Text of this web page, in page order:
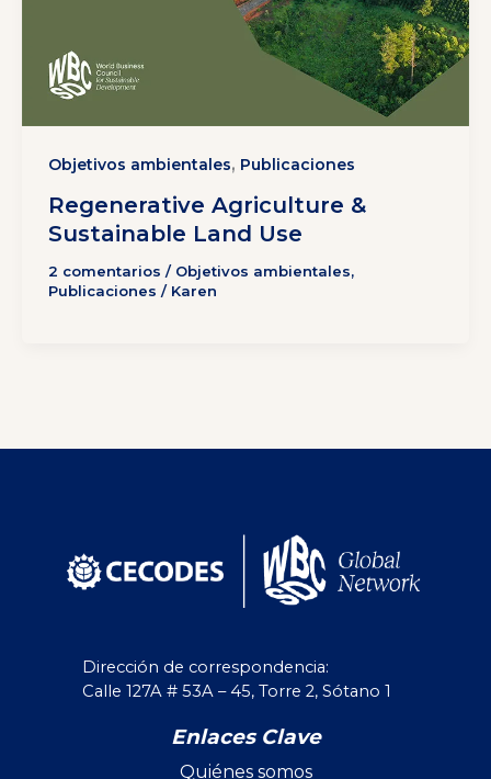
Objetivos ambientales, Publicaciones
Regenerative Agriculture &
Sustainable Land Use
2 comentarios / Objetivos ambientales,
Publicaciones / Karen
Dirección de correspondencia:
Calle 127A # 53A – 45, Torre 2, Sótano 1
Enlaces Clave
Quiénes somos